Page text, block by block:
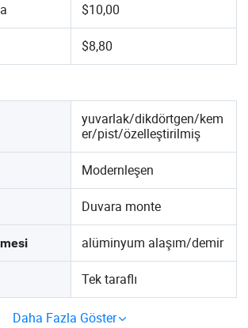
$10,00
$8,80
yuvarlak/dikdörtgen/kem
er/pist/özelleştirilmiş
Modernleşen
Duvara monte
alüminyum alaşım/demir
Tek taraflı
Daha Fazla Göster